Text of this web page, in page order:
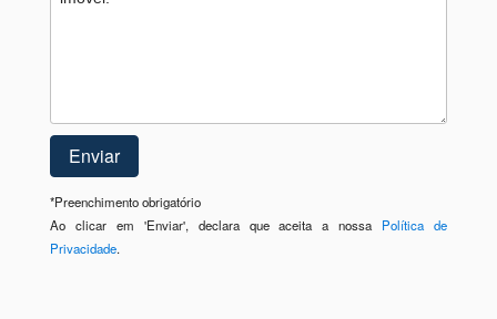
*Preenchimento obrigatório
Ao clicar em 'Enviar', declara que aceita a nossa Política de
Privacidade.